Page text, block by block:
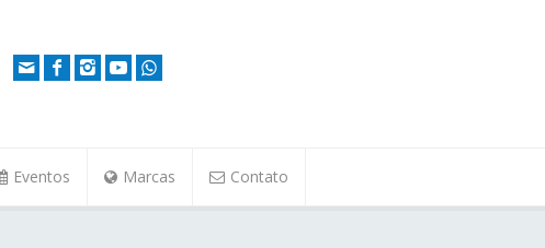
Eventos Marcas Contato